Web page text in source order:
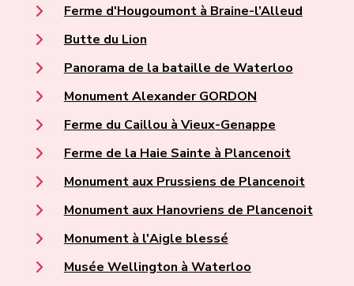
Ferme d'Hougoumont à Braine-l’Alleud
Butte du Lion
Panorama de la bataille de Waterloo
Monument Alexander GORDON
Ferme du Caillou à Vieux-Genappe
Ferme de la Haie Sainte à Plancenoit
Monument aux Prussiens de Plancenoit
Monument aux Hanovriens de Plancenoit
Monument à l'Aigle blessé
Musée Wellington à Waterloo